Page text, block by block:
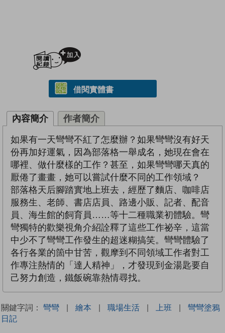
借閱實體書
內容簡介 作者簡介
如果有一天彎彎不紅了怎麼辦？如果彎彎沒有好天
份再加好運氣，因為部落格一舉成名，她現在會在
哪裡、做什麼樣的工作？甚至，如果彎彎哪天真的
厭倦了畫畫，她可以嘗試什麼不同的工作領域？
部落格天后腳踏實地上班去，經歷了麵店、咖啡店
服務生、老師、書店店員、路邊小販、記者、配音
員、海生館的飼育員……等十二種職業初體驗。彎
彎獨特的歡樂視角介紹詮釋了這些工作祕辛，這當
中少不了彎彎工作發生的超迷糊搞笑。彎彎體驗了
各行各業的箇中甘苦，觀摩到不同領域工作者對工
作專注熱情的「達人精神」，才發現到金湯匙要自
己努力創造，鐵飯碗靠熱情尋找。
關鍵字詞： 彎彎 | 繪本 | 職場生活 | 上班 |
彎彎塗鴉
日記